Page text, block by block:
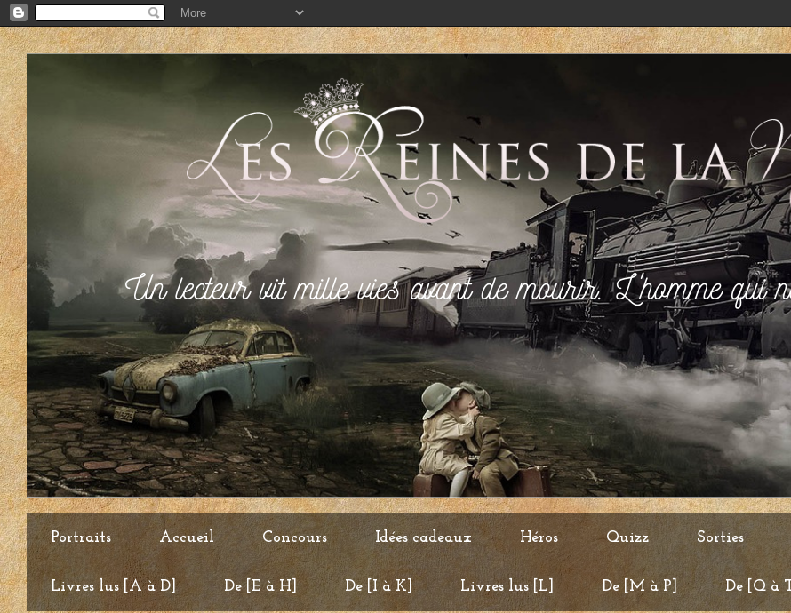
Portraits Accueil Concours Idées cadeaux Héros Quizz Sorties
Livres lus [A à D] De [E à H] De [I à K] Livres lus [L] De [M à P] De [Q à